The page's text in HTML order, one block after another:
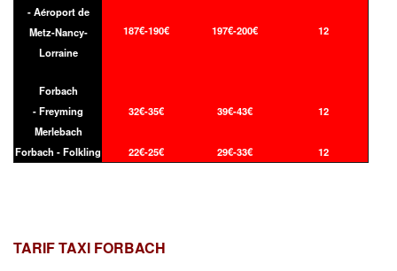
- Aéroport de
Metz-Nancy-
Lorraine
187€-190€ 197€-200€ 12
Forbach
- Freyming
Merlebach
32€-35€ 39€-43€ 12
Forbach - Folkling 22€-25€ 29€-33€ 12
TARIF TAXI FORBACH